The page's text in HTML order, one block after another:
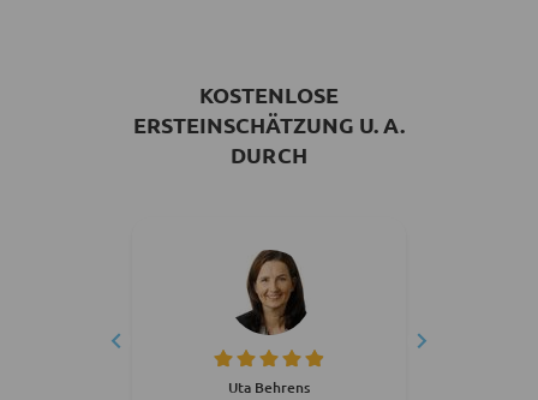
KOSTENLOSE
ERSTEINSCHÄTZUNG U. A.
DURCH
Uta Behrens